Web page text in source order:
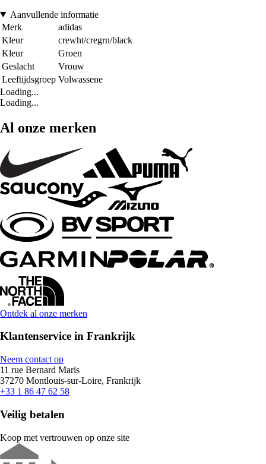
Aanvullende informatie
Merk
adidas
Kleur
crewht/cregrn/black
Kleur
Groen
Geslacht
Vrouw
Leeftijdsgroep Volwassene
Loading...
Loading...
Al onze merken
Ontdek al onze merken
Klantenservice in Frankrijk
Neem contact op
11 rue Bernard Maris
37270 Montlouis-sur-Loire, Frankrijk
+33 1 86 47 62 58
Veilig betalen
Koop met vertrouwen op onze site